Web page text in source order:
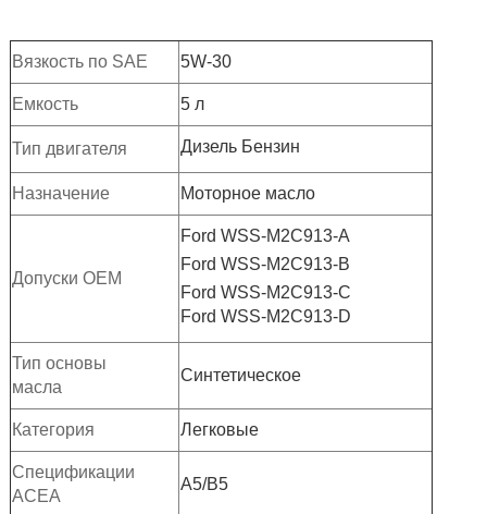
Вязкость по SAE 5W-30
Емкость 5 л
Тип двигателя Дизель Бензин
Назначение Моторное масло
Допуски ОЕМ
Ford WSS-M2C913-A
Ford WSS-M2C913-B
Ford WSS-M2C913-C
Ford WSS-M2C913-D
Тип основы
масла
Синтетическое
Категория Легковые
Спецификации
ACEA
A5/B5